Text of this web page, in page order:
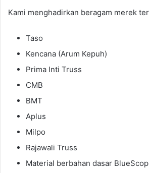
Kami menghadirkan beragam merek
Taso
Kencana (Arum Kepuh)
Prima Inti Truss
CMB
BMT
Aplus
Milpo
Rajawali Truss
Material berbahan dasar